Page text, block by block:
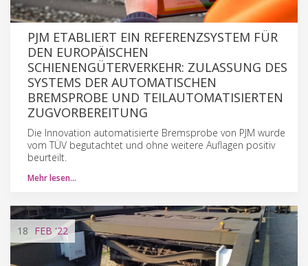
PJM ETABLIERT EIN REFERENZSYSTEM FÜR
DEN EUROPÄISCHEN
SCHIENENGÜTERVERKEHR: ZULASSUNG DES
SYSTEMS DER AUTOMATISCHEN
BREMSPROBE UND TEILAUTOMATISIERTEN
ZUGVORBEREITUNG
Die Innovation automatisierte Bremsprobe von PJM wurde
vom TÜV begutachtet und ohne weitere Auflagen positiv
beurteilt.
Mehr lesen…
18 FEB '22